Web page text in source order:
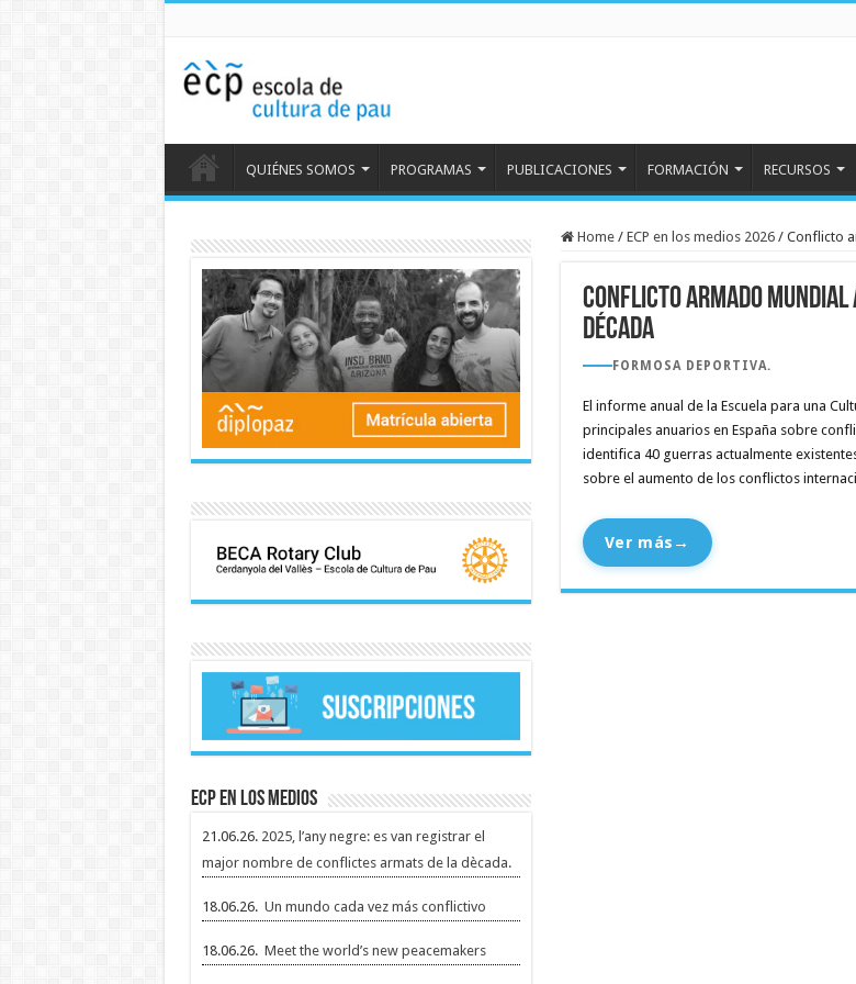
QUIÉNES SOMOS PROGRAMAS PUBLICACIONES FORMACIÓN RECURSOS
Home / ECP en los medios 2026 / Conflicto
Conflicto armado mundial
década
FORMOSA DEPORTIVA.
El informe anual de la Escuela para una
principales anuarios en España sobre
identifica 40 guerras actualmente
sobre el aumento de los conflictos
Ver más →
ECP en los medios
21.06.26. 2025, l’any negre: es van registrar el
major nombre de conflictes armats de la dècada.
18.06.26. Un mundo cada vez más conflictivo
18.06.26. Meet the world’s new peacemakers